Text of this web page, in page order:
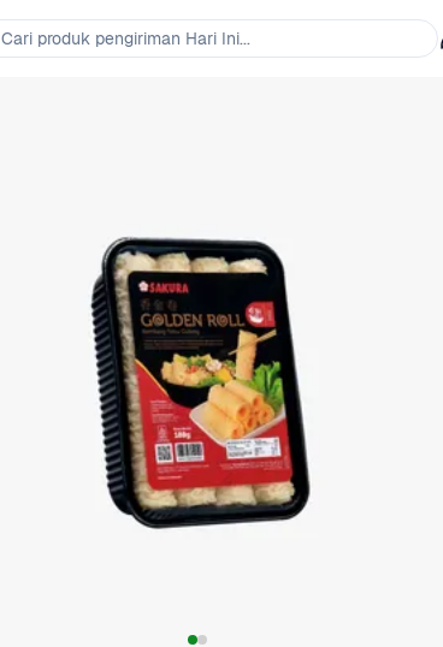
Cari produk pengiriman Hari Ini...